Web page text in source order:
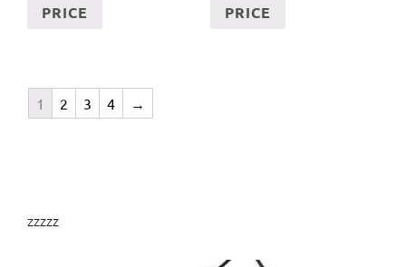
PRICE PRICE
1 2 3 4 →
zzzzz